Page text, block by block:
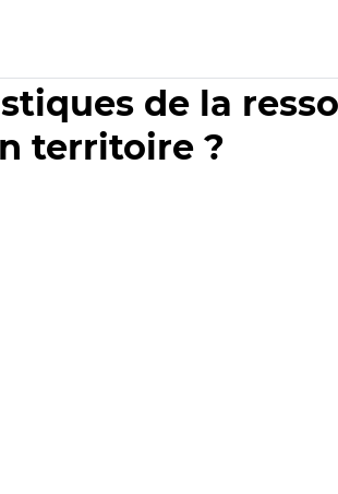
de la
territoire ?